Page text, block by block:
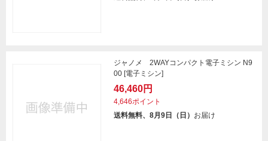
ジャノメ 2WAYコンパクト電子ミシン N9
00 [電子ミシン]
46,460円
4,646ポイント
送料無料、8月9日（日） お届け